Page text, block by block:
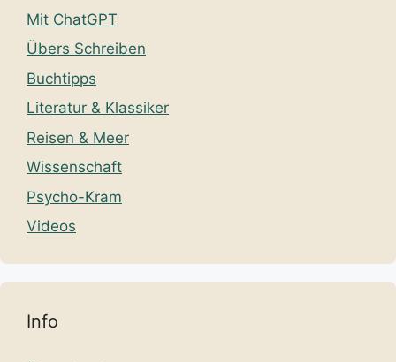
Mit ChatGPT
Übers Schreiben
Buchtipps
Literatur & Klassiker
Reisen & Meer
Wissenschaft
Psycho-Kram
Videos
Info